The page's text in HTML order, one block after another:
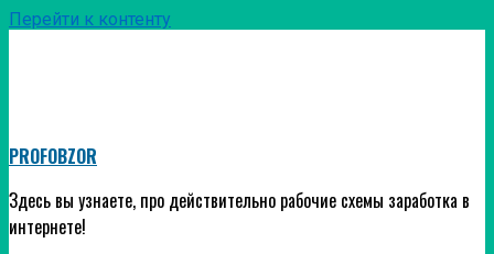
Перейти к контенту
PROFOBZOR
Здесь вы узнаете, про действительно рабочие схемы заработка в
интернете!